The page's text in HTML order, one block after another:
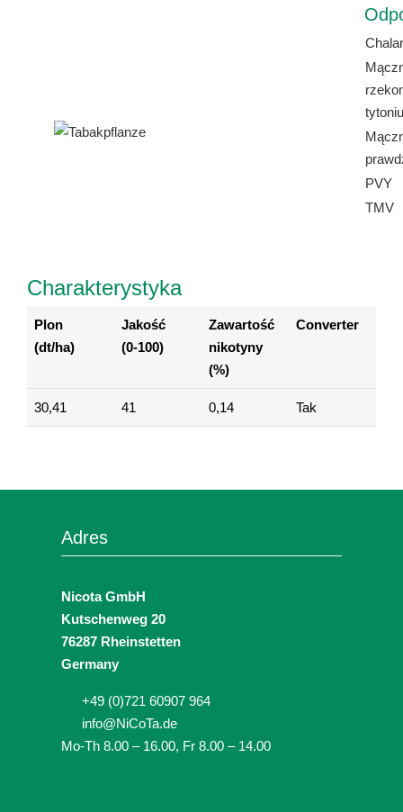
tytoniu
PVY
TMV
Charakterystyka
Plon
(dt/ha)
Jakość
(0-100)
Zawartość
nikotyny
(%)
Converter
30,41 41 0,14 Tak
Adres
Nicota GmbH
Kutschenweg 20
76287 Rheinstetten
Germany
+49 (0)721 60907 964
info@NiCoTa.de
Mo-Th 8.00 – 16.00, Fr 8.00 – 14.00